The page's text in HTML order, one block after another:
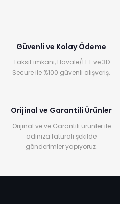
Güvenli ve Kolay Ödeme
Taksit imkanı, Havale/EFT ve 3D
Secure ile %100 güvenli alışveriş.
Orijinal ve Garantili Ürünler
Orijinal ve ve Garantili ürünler ile
adınıza faturalı şekilde
gönderimler yapıyoruz.